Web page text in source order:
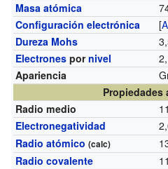
Masa atómica
Configuración electrónica
[
Dureza Mohs
Electrones pornivel
Apariencia
Propiedades
Radio medio
Electronegatividad
Radio atómico (calc)
Radio covalente